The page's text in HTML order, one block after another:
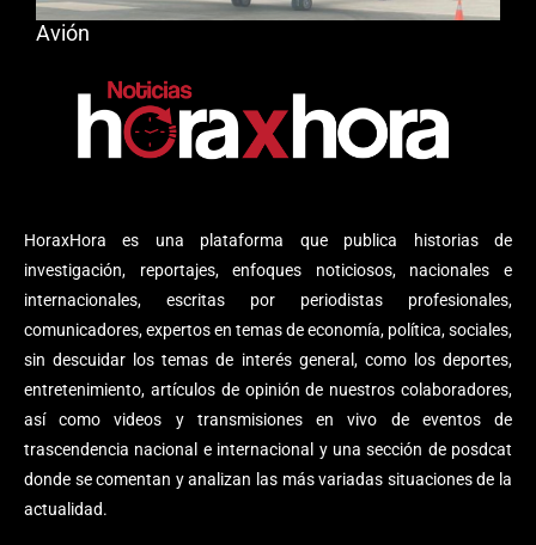
HoraxHora es una plataforma que publica historias de
investigación, reportajes, enfoques noticiosos, nacionales e
internacionales, escritas por periodistas profesionales,
comunicadores, expertos en temas de economía, política, sociales,
sin descuidar los temas de interés general, como los deportes,
entretenimiento, artículos de opinión de nuestros colaboradores,
así como videos y transmisiones en vivo de eventos de
trascendencia nacional e internacional y una sección de posdcat
donde se comentan y analizan las más variadas situaciones de la
actualidad.
Avión